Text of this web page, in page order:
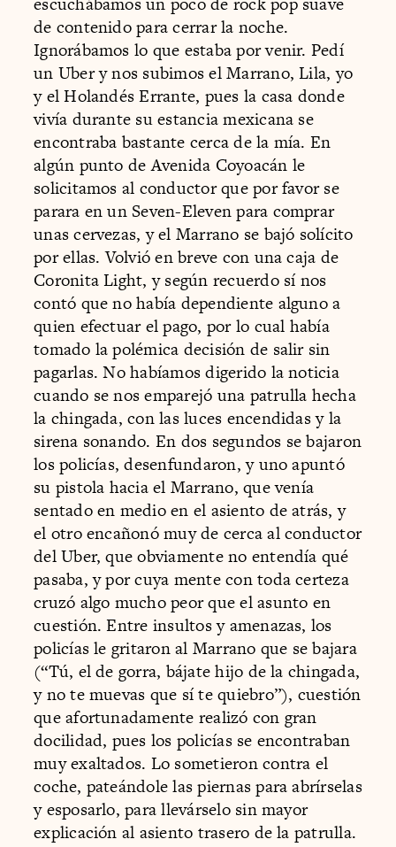
de contenido para cerrar la noche.
Ignorábamos lo que estaba por venir. Pedí
un Uber y nos subimos el Marrano, Lila, yo
y el Holandés Errante, pues la casa donde
vivía durante su estancia mexicana se
encontraba bastante cerca de la mía. En
algún punto de Avenida Coyoacán le
solicitamos al conductor que por favor se
parara en un Seven-Eleven para comprar
unas cervezas, y el Marrano se bajó solícito
por ellas. Volvió en breve con una caja de
Coronita Light, y según recuerdo sí nos
contó que no había dependiente alguno a
quien efectuar el pago, por lo cual había
tomado la polémica decisión de salir sin
pagarlas. No habíamos digerido la noticia
cuando se nos emparejó una patrulla hecha
la chingada, con las luces encendidas y la
sirena sonando. En dos segundos se bajaron
los policías, desenfundaron, y uno apuntó
su pistola hacia el Marrano, que venía
sentado en medio en el asiento de atrás, y
el otro encañonó muy de cerca al conductor
del Uber, que obviamente no entendía qué
pasaba, y por cuya mente con toda certeza
cruzó algo mucho peor que el asunto en
cuestión. Entre insultos y amenazas, los
policías le gritaron al Marrano que se bajara
(“Tú, el de gorra, bájate hijo de la chingada,
y no te muevas que sí te quiebro”), cuestión
que afortunadamente realizó con gran
docilidad, pues los policías se encontraban
muy exaltados. Lo sometieron contra el
coche, pateándole las piernas para abrírselas
y esposarlo, para llevárselo sin mayor
explicación al asiento trasero de la patrulla.